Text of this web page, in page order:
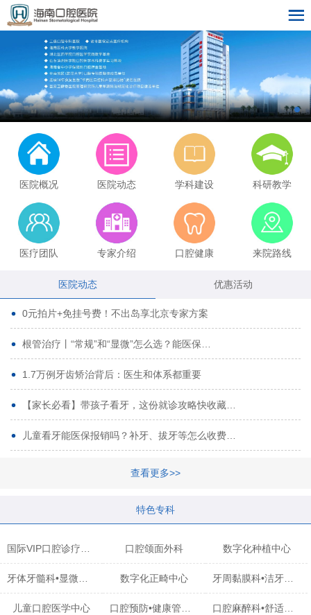
医院概况 医院动态 学科建设 科研教学
医疗团队 专家介绍 口腔健康 来院路线
医院动态 优惠活动
0元拍片+免挂号费！不出岛享北京专家方案
根管治疗丨“常规”和“显微”怎么选？能医保…
1.7万例牙齿矫治背后：医生和体系都重要
【家长必看】带孩子看牙，这份就诊攻略快收藏…
儿童看牙能医保报销吗？补牙、拔牙等怎么收费…
查看更多>>
特色专科
口腔颌面外科 数字化种植中心
数字化正畸中心 牙周黏膜科•洁牙中心
儿童口腔医学中心 口腔麻醉科•舒适化诊疗中心